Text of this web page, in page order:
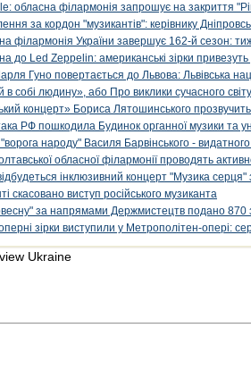
обласна філармонія запрошує на закриття
за кордон "музикантів": керівнику
філармонія України завершує 162-й сезон:
до Led Zeppelin: американські зірки
Гуно повертається до Львова: Львівська
в собі людину», або Про виклики сучасного світу
концерт» Бориса Лятошинського
РФ пошкодила Будинок органної музики та
народу" Василя Барвінського -
обласної філармонії проводять
інклюзивний концерт "Музика
скасовано виступ російського музиканта
за напрямами Держмистецтв подано 870
оперні зірки виступили у Метрополітен-опері:
Ukraine